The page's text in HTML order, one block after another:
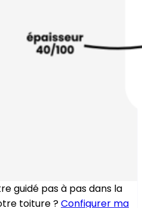
guidé pas à pas dans la
toiture ?Configurer ma